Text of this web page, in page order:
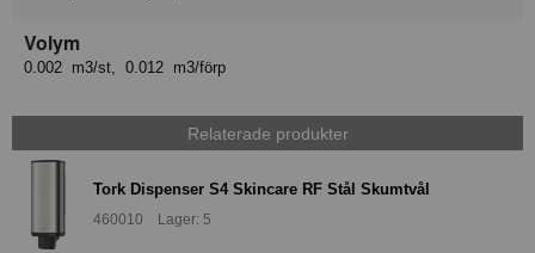
Volym
0.002 m3/st, 0.012 m3/förp
Relaterade produkter
Tork Dispenser S4 Skincare RF Stål Skumtvål
460010 Lager: 5